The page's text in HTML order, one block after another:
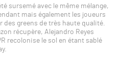
sursemé avec le même mélange,
mais également les joueurs
greens de très haute qualité.
récupère, Alejandro Reyes
recolonise le sol en étant sablé